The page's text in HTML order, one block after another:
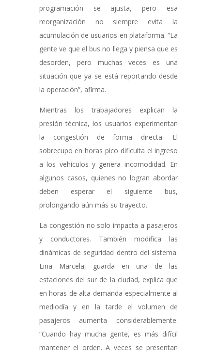
programación se ajusta, pero esa
reorganización no siempre evita la
acumulación de usuarios en plataforma. “La
gente ve que el bus no llega y piensa que es
desorden, pero muchas veces es una
situación que ya se está reportando desde
la operación”, afirma.
Mientras los trabajadores explican la
presión técnica, los usuarios experimentan
la congestión de forma directa. El
sobrecupo en horas pico dificulta el ingreso
a los vehículos y genera incomodidad. En
algunos casos, quienes no logran abordar
deben esperar el siguiente bus,
prolongando aún más su trayecto.
La congestión no solo impacta a pasajeros
y conductores. También modifica las
dinámicas de seguridad dentro del sistema.
Lina Marcela, guarda en una de las
estaciones del sur de la ciudad, explica que
en horas de alta demanda especialmente al
mediodía y en la tarde el volumen de
pasajeros aumenta considerablemente.
“Cuando hay mucha gente, es más difícil
mantener el orden. A veces se presentan